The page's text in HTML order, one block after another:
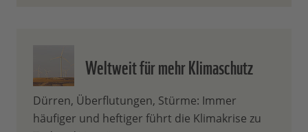
Weltweit für mehr Klimaschutz
Dürren, Überflutungen, Stürme: Immer
häufiger und heftiger führt die Klimakrise zu